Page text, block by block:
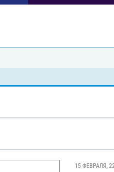
15 ФЕВРАЛЯ,